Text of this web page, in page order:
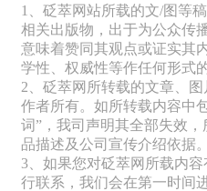
1、砭萃网站所载的文/图等
相关出版物，出于为公众传
意味着赞同其观点或证实其
学性、权威性等作任何形式
2、砭萃网所转载的文章、
作者所有。如所转载内容中
词”，我司声明其全部失效
品描述及公司宣传介绍依据。
3、如果您对砭萃网所载内
行联系，我们会在第一时间